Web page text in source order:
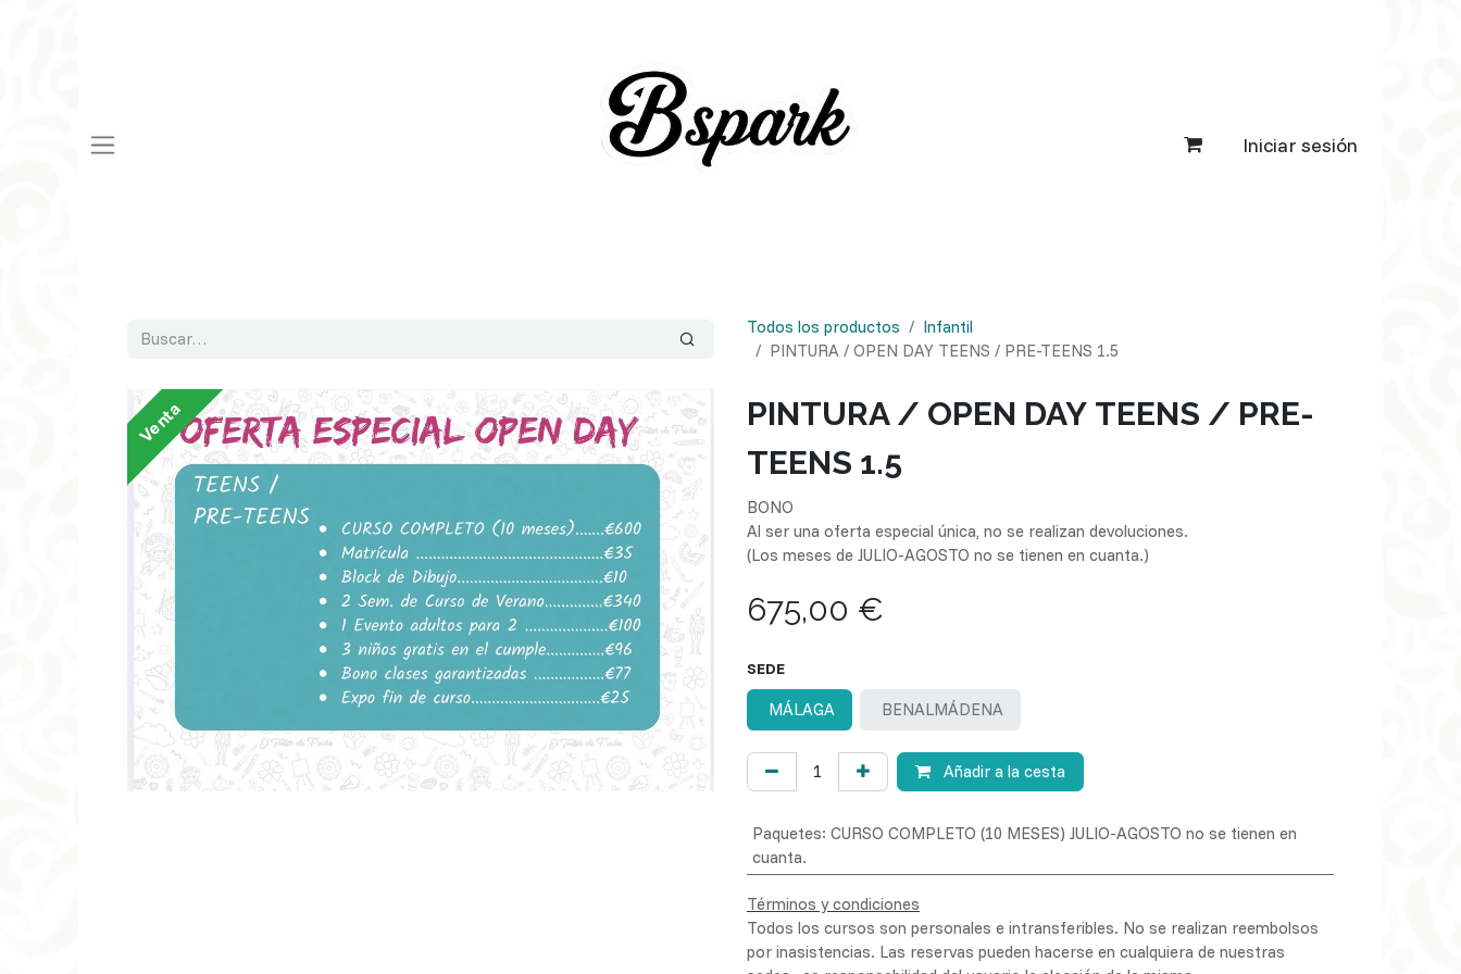
Iniciar sesión
Todos los productos
Infantil
PINTURA / OPEN DAY TEENS / PRE-TEENS 1.5
Venta
PINTURA / OPEN DAY TEENS / PRE-
TEENS 1.5
BONO
Al ser una oferta especial única, no se realizan devoluciones.
(Los meses de JULIO-AGOSTO no se tienen en cuanta.)
675,00 €
SEDE
MÁLAGA BENALMÁDENA
Añadir a la cesta
Paquetes: CURSO COMPLETO (10 MESES) JULIO-AGOSTO no se tienen en
cuanta.
Términos y condiciones
Todos los cursos son personales e intransferibles. No se realizan reembolsos
por inasistencias. Las reservas pueden hacerse en cualquiera de nuestras